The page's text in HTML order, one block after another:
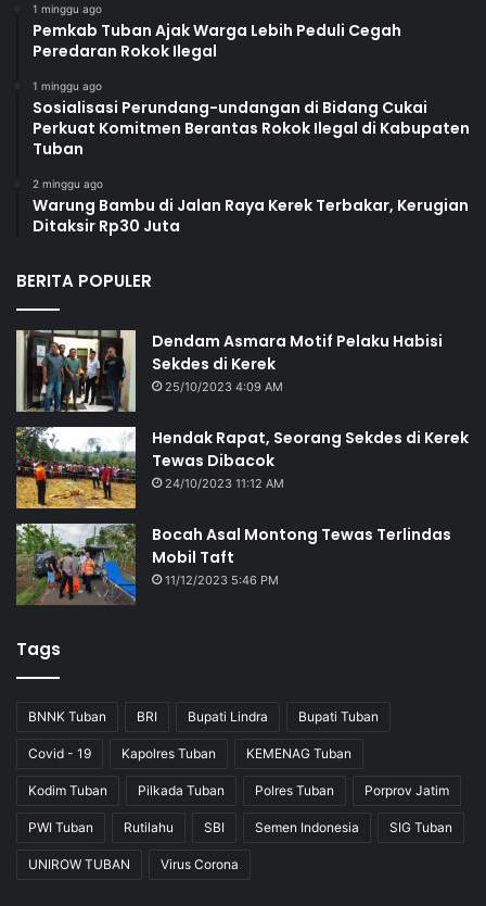
1 minggu ago
Pemkab Tuban Ajak Warga Lebih Peduli Cegah
Peredaran Rokok Ilegal
1 minggu ago
Sosialisasi Perundang-undangan di Bidang Cukai
Perkuat Komitmen Berantas Rokok Ilegal di Kabupaten
Tuban
2 minggu ago
Warung Bambu di Jalan Raya Kerek Terbakar, Kerugian
Ditaksir Rp30 Juta
BERITA POPULER
Dendam Asmara Motif Pelaku Habisi
Sekdes di Kerek
25/10/2023 4:09 AM
Hendak Rapat, Seorang Sekdes di Kerek
Tewas Dibacok
24/10/2023 11:12 AM
Bocah Asal Montong Tewas Terlindas
Mobil Taft
11/12/2023 5:46 PM
Tags
BNNK Tuban BRI Bupati Lindra Bupati Tuban
Covid - 19 Kapolres Tuban KEMENAG Tuban
Kodim Tuban Pilkada Tuban Polres Tuban Porprov Jatim
PWI Tuban Rutilahu SBI Semen Indonesia SIG Tuban
UNIROW TUBAN Virus Corona